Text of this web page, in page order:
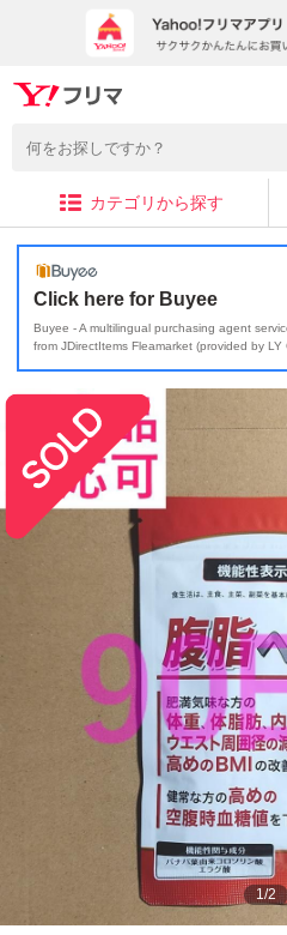
カテゴリから探す
Click here for Buyee
Buyee - A multilingual purchasing agent
from JDirectItems Fleamarket (provided by LY
1/2